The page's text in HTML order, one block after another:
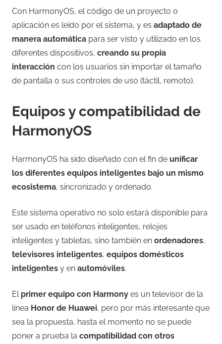
Con HarmonyOS, el código de un proyecto o
aplicación es leído por el sistema, y es adaptado de
manera automática para ser visto y utilizado en los
diferentes dispositivos, creando su propia
interacción con los usuarios sin importar el tamaño
de pantalla o sus controles de uso (táctil, remoto).
Equipos y compatibilidad de
HarmonyOS
HarmonyOS ha sido diseñado con el fin de unificar
los diferentes equipos inteligentes bajo un mismo
ecosistema, sincronizado y ordenado.
Este sistema operativo no solo estará disponible para
ser usado en teléfonos inteligentes, relojes
inteligentes y tabletas, sino también en ordenadores,
televisores inteligentes, equipos domésticos
inteligentes y en automóviles.
El primer equipo con Harmony es un televisor de la
línea Honor de Huawei, pero por más interesante que
sea la propuesta, hasta el momento no se puede
poner a prueba la compatibilidad con otros